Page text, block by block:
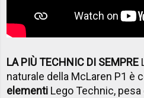
LA PIÙ TECHNIC DI SEMPRE
naturale della McLaren P1 è
elementi Lego Technic,